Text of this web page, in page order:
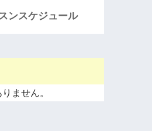
ンスケジュール
ません。